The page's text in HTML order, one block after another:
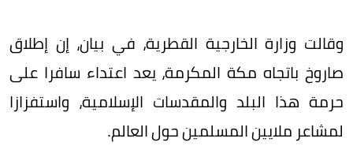
وقالت وزارة الخارجية القطرية، في بيان، إن إطلاق
صاروخ باتجاه مكة المكرمة، يعد اعتداء سافرا على
حرمة هذا البلد والمقدسات الإسلامية، واستفزازا
لمشاعر ملايين المسلمين حول العالم.